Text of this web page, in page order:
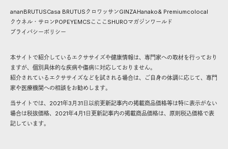
ananBRUTUSCasa BRUTUS クロワッサンGINZAHanako& Premiumcolocal
クウネル・サロンPOPEYEMCS こここ SHUROマガジンワールド
プライバシーポリシー
本サイトで紹介しているエクササイズや健康情報は、専門家への取材を行っており
ますが、個別具体的な疾病や傷病に対応しておりません。
紹介されているエクササイズなどを試される場合は、ご自身の体調に応じて、専門
家や医療機関への相談をお勧めします。
当サイトでは、2021年3月31日以前更新記事内の掲載商品価格等は特に表示がない
場合は税抜価格、2021年4月1日更新記事内の掲載商品価格は、原則税込価格で表
記しています。